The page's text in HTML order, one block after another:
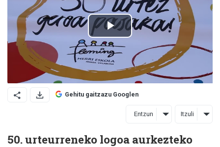
Gehitu gaitzazu Googlen
Entzun Itzuli
50. urteurreneko logoa aurkezteko